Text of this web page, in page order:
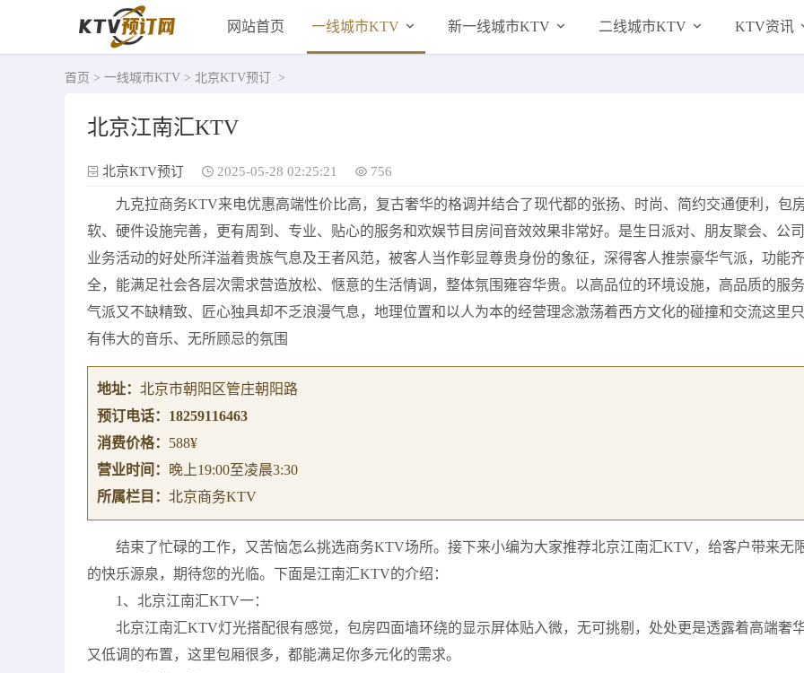
网站首页 一线城市KTV 新一线城市KTV 二线城市KTV KTV资讯
首页 > 一线城市KTV > 北京KTV预订 >
北京江南汇KTV
北京KTV预订 2025-05-28 02:25:21 756
九克拉商务KTV来电优惠高端性价比高，复古奢华的格调并结合了现代都的张扬、时尚、简约交通便利，包
软、硬件设施完善，更有周到、专业、贴心的服务和欢娱节目房间音效效果非常好。是生日派对、朋友聚会、公司
业务活动的好处所洋溢着贵族气息及王者风范，被客人当作彰显尊贵身份的象征，深得客人推崇豪华气派，功能齐
全，能满足社会各层次需求营造放松、惬意的生活情调，整体氛围雍容华贵。以高品位的环境设施，高品质的服务
气派又不缺精致、匠心独具却不乏浪漫气息，地理位置和以人为本的经营理念激荡着西方文化的碰撞和交流这里只
有伟大的音乐、无所顾忌的氛围
地址： 北京市朝阳区管庄朝阳路
预订电话： 18259116463
消费价格： 588¥
营业时间：
晚上19:00至凌晨3:30
所属栏目： 北京商务KTV
结束了忙碌的工作，又苦恼怎么挑选商务KTV场所。接下来小编为大家推荐北京江南汇KTV，给客户带来无
的快乐源泉，期待您的光临。下面是江南汇KTV的介绍：
1、北京江南汇KTV一：
北京江南汇KTV灯光搭配很有感觉，包房四面墙环绕的显示屏体贴入微，无可挑剔，处处更是透露着高端奢
又低调的布置，这里包厢很多，都能满足你多元化的需求。